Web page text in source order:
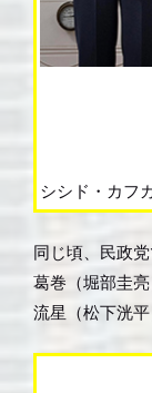
シシド・カフ
同じ頃、民政
葛巻（堀部圭亮
流星（松下洸